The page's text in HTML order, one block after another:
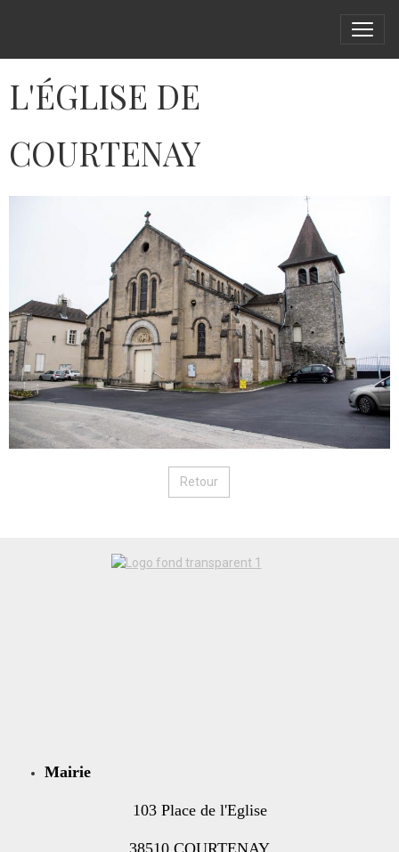
L'ÉGLISE DE
COURTENAY
Retour
Mairie
103 Place de l'Eglise